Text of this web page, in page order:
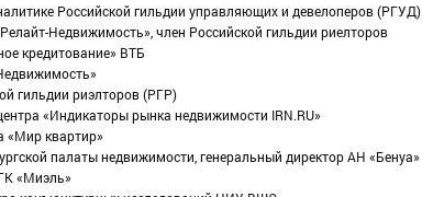
Российской гильдии управляющих и девелоперов (РГУД)
Недвижимость», член Российской гильдии риелторов
кредитование» ВТБ
гильдии риэлторов (РГР)
«Индикаторы рынка недвижимости IRN.RU»
«Мир квартир»
палаты недвижимости, генеральный директор АН «Бенуа»
«Миэль»